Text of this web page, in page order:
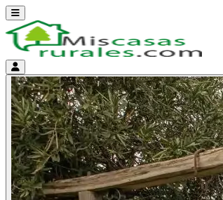
Abrir menú
Menú de cuenta